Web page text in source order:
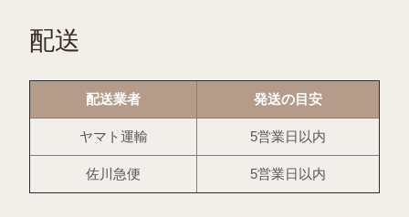
配送
配送業者 発送の目安
ヤマト運輸 5営業日以内
佐川急便 5営業日以内